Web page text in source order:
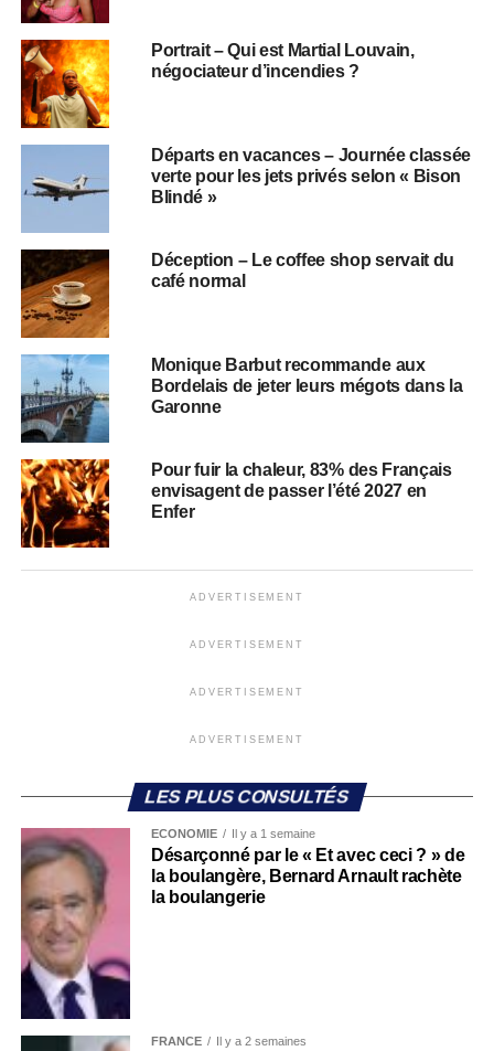
Portrait – Qui est Martial Louvain,
négociateur d’incendies ?
Départs en vacances – Journée classée
verte pour les jets privés selon « Bison
Blindé »
Déception – Le coffee shop servait du
café normal
Monique Barbut recommande aux
Bordelais de jeter leurs mégots dans la
Garonne
Pour fuir la chaleur, 83% des Français
envisagent de passer l’été 2027 en
Enfer
ADVERTISEMENT
ADVERTISEMENT
ADVERTISEMENT
ADVERTISEMENT
LES PLUS CONSULTÉS
ECONOMIE Il y a 1 semaine
Désarçonné par le « Et avec ceci ? » de
la boulangère, Bernard Arnault rachète
la boulangerie
FRANCE Il y a 2 semaines